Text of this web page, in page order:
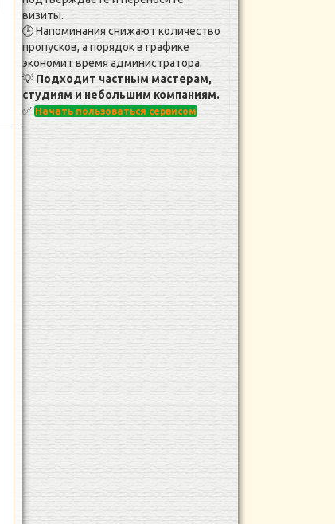
визиты.
🕒 Напоминания снижают количество
пропусков, а порядок в графике
экономит время администратора.
💡 Подходит частным мастерам,
студиям и небольшим компаниям.
✅ Начать пользоваться сервисом